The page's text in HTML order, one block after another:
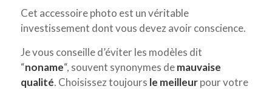
Cet accessoire photo est un véritable
investissement dont vous devez avoir conscience.
Je vous conseille d’éviter les modèles dit
“noname“, souvent synonymes demauvaise
qualité. Choisissez toujours le meilleurpour votre